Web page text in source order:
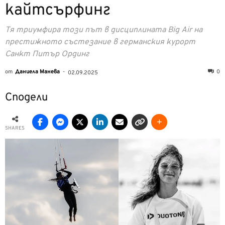
кайтсърфинг
Тя триумфира този път в дисциплината Big Air на
престижното състезание в германския курорт
Санкт Питър Ординг
от Даниела Манева - 02.09.2025 0
Сподели
SHARES